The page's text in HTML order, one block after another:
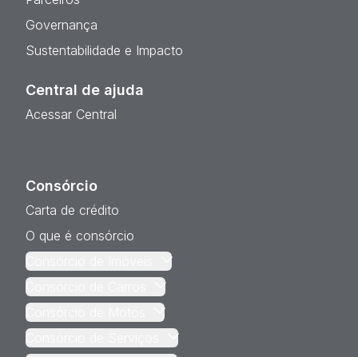
Governança
Sustentabilidade e Impacto
Central de ajuda
Acessar Central
Consórcio
Carta de crédito
O que é consórcio